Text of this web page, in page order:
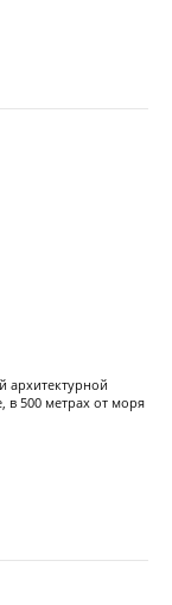
архитектурной
500 метрах от моря